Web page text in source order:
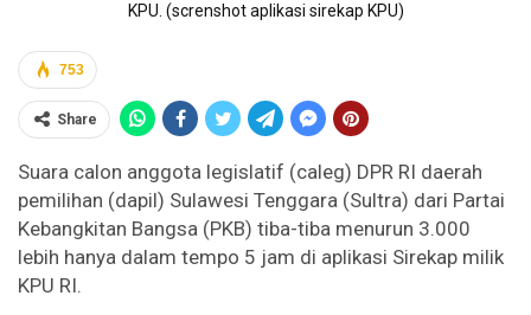
KPU. (screnshot aplikasi sirekap KPU)
753
Share
Suara calon anggota legislatif (caleg) DPR RI daerah
pemilihan (dapil) Sulawesi Tenggara (Sultra) dari Partai
Kebangkitan Bangsa (PKB) tiba-tiba menurun 3.000
lebih hanya dalam tempo 5 jam di aplikasi Sirekap milik
KPU RI.